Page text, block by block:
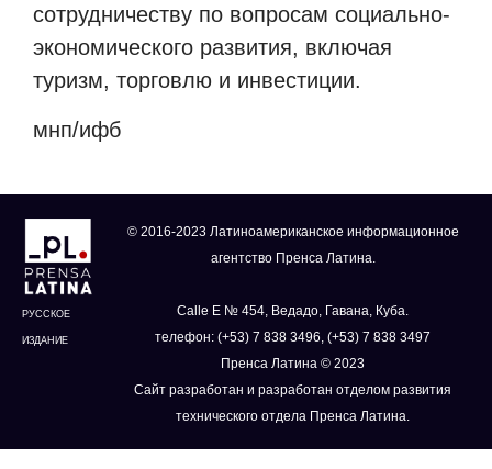
сотрудничеству по вопросам социально-
экономического развития, включая
туризм, торговлю и инвестиции.
мнп/ифб
РУССКОЕ
ИЗДАНИЕ
© 2016-2023 Латиноамериканское информационное
агентство Пренса Латина.
Calle E № 454, Ведадо, Гавана, Куба.
телефон: (+53) 7 838 3496, (+53) 7 838 3497
Пренса Латина © 2023
Сайт разработан и разработан отделом развития
технического отдела Пренса Латина.